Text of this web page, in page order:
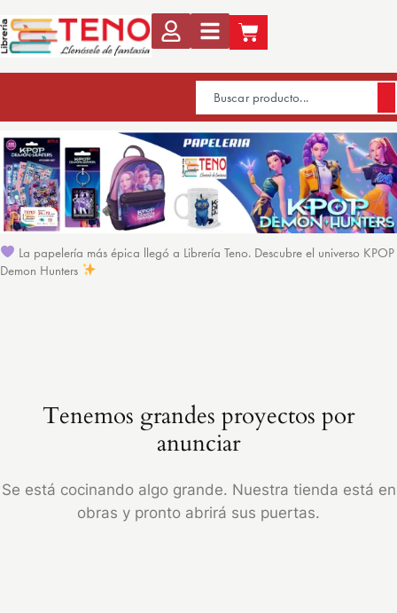
La papelería más épica llegó a Librería Teno. Descubre el universo KPOP
Demon Hunters
Tenemos grandes proyectos por
anunciar
Se está cocinando algo grande. Nuestra tienda está en
obras y pronto abrirá sus puertas.